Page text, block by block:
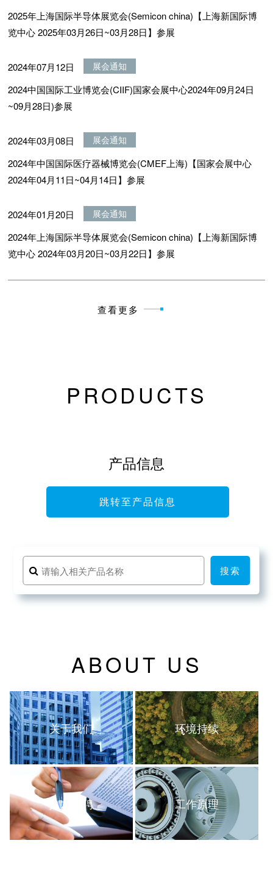
2025年上海国际半导体展览会(Semicon china)【上海新国际博
览中心 2025年03月26日~03月28日】参展
2024年07月12日 展会通知
2024中国国际工业博览会(CIIF)国家会展中心2024年09月24日
~09月28日)参展
2024年03月08日 展会通知
2024年中国国际医疗器械博览会(CMEF上海)【国家会展中心
2024年04月11日~04月14日】参展
2024年01月20日 展会通知
2024年上海国际半导体展览会(Semicon china)【上海新国际博
览中心 2024年03月20日~03月22日】参展
查看更多
PRODUCTS
产品信息
跳转至产品信息
搜索
ABOUT US
关于我们 环境持续
人才招聘 工作原理